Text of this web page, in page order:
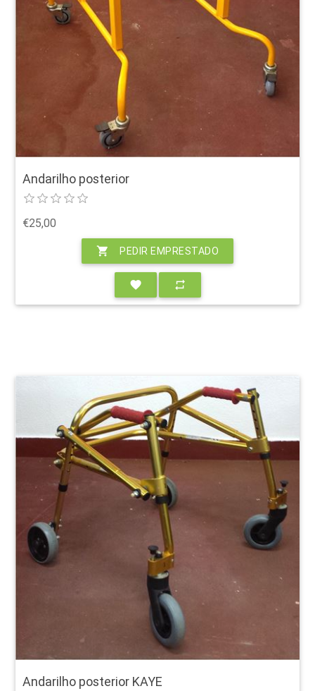
Andarilho posterior
€25,00
shopping_cart PEDIR EMPRESTADO
favorite repeat
Andarilho posterior KAYE